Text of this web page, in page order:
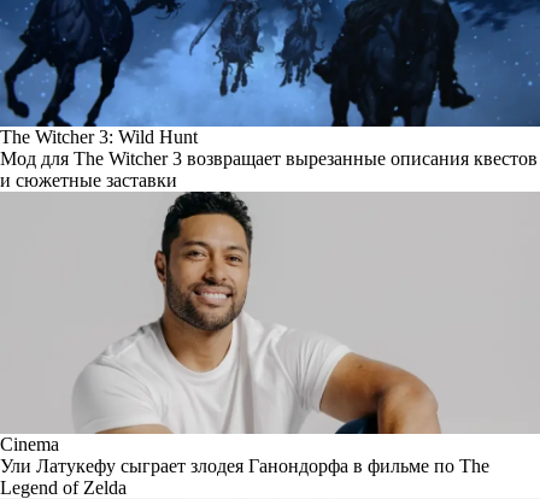
The Witcher 3: Wild Hunt
Мод для The Witcher 3 возвращает вырезанные описания квестов
и сюжетные заставки
Cinema
Ули Латукефу сыграет злодея Ганондорфа в фильме по The
Legend of Zelda